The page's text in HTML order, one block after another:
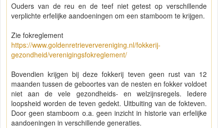
Ouders van de reu en de teef niet getest op verschillende
verplichte erfelijke aandoeningen om een stamboom te krijgen.
Zie fokreglement
https://www.goldenretrieververeniging.nl/fokkerij-
gezondheid/verenigingsfokreglement/
Bovendien krijgen bij deze fokkerij teven geen rust van 12
maanden tussen de geboortes van de nesten en fokker voldoet
niet aan de vele gezondheids- en welzijnsregels. Iedere
loopsheid worden de teven gedekt. Uitbuiting van de fokteven.
Door geen stamboom o.a. geen inzicht in historie van erfelijke
aandoeningen in verschillende generaties.